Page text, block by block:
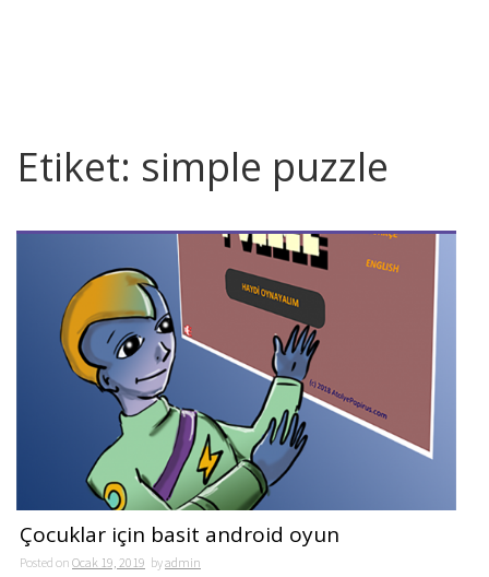
Etiket: simple puzzle
Çocuklar için basit android oyun
Posted on Ocak 19, 2019 byadmin